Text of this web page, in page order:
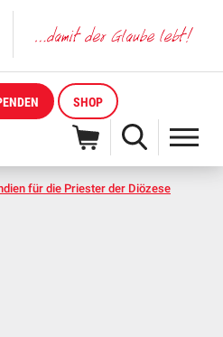
SHOP
für die Priester der Diözese